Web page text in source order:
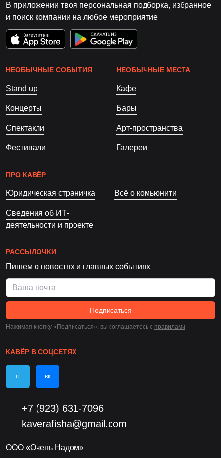
В приложении твоя персональная подборка, избранное
и поиск компании на любое мероприятие
НЕОБЫЧНЫЕ СОБЫТИЯ
Stand up
Концерты
Спектакли
Фестивали
НЕОБЫЧНЫЕ МЕСТА
Кафе
Бары
Арт-пространства
Галереи
ПРО КАВЁР
Юридическая страничка Всё о комьюнити
Сведения об ИТ-
деятельности и проекте
РАССЫЛОЧКИ
Пишем о новостях и главных событиях
Подписаться
Нажимая кнопку «Подписаться», вы соглашаетесь c правилами
КАВЁР В СОЦСЕТЯХ
тг вк
+7 (923) 631-7096
kaverafisha@gmail.com
ООО «Очень Надом»